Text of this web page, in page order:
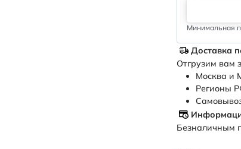
Минимальная
Доставка
Отгрузим вам
Москва и
Регионы
Безналичным